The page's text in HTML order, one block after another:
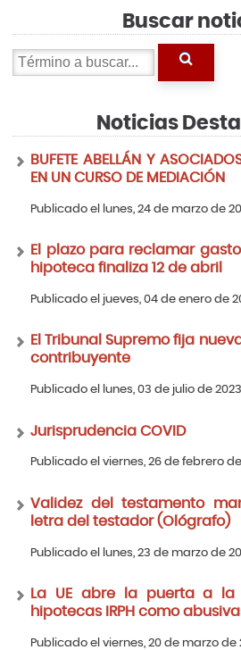
Buscar
Noticias
BUFETE ABELLÁN Y
EN UN CURSO DE MEDIACIÓN
Publicado el lunes, 24 de marzo de
El plazo para reclamar
hipoteca finaliza 12 de abril
Publicado el jueves, 04 de enero de
El Tribunal Supremo fija
contribuyente
Publicado el lunes, 03 de julio de 2023
Jurisprudencia COVID
Publicado el viernes, 26 de febrero de
Validez del testamento
letra del testador (Ológrafo)
Publicado el lunes, 23 de marzo de
La UE abre la puerta a
hipotecas IRPH como
Publicado el viernes, 20 de marzo de